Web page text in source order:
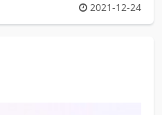
2021-12-24